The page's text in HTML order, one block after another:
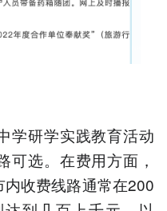
学研学实践教育活动
可选。在费用方面，
收费线路通常在200